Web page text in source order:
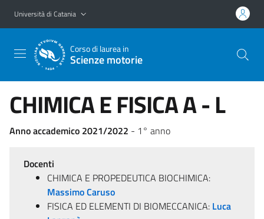
Vai al contenuto principale
Vai al menu di navigazione
Università di Catania
Corso di laurea in
Scienze motorie
CHIMICA E FISICA A - L
Anno accademico 2021/2022 - 1° anno
Docenti
CHIMICA E PROPEDEUTICA BIOCHIMICA:
Massimo Caruso
FISICA ED ELEMENTI DI BIOMECCANICA: Luca